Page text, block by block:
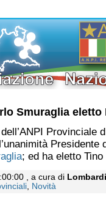
Smuraglia
dell’ANPI
; ed ha eletto
, a cura di
, Novità